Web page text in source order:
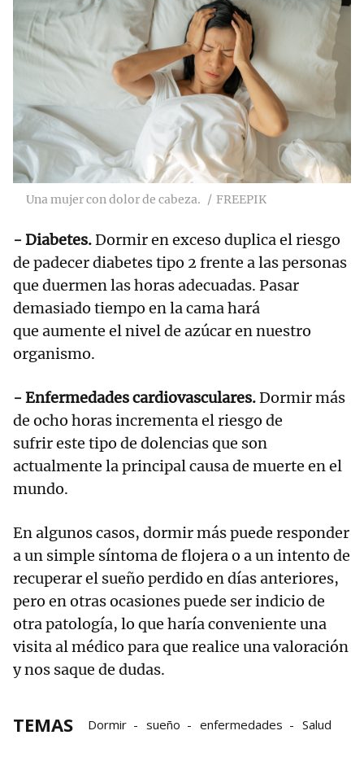
Una mujer con dolor de cabeza. FREEPIK
- Diabetes. Dormir en exceso duplica el riesgo
de padecer diabetes tipo 2 frente a las personas
que duermen las horas adecuadas. Pasar
demasiado tiempo en la cama hará
que aumente el nivel de azúcar en nuestro
organismo.
- Enfermedades cardiovasculares. Dormir más
de ocho horas incrementa el riesgo de
sufrir este tipo de dolencias que son
actualmente la principal causa de muerte en el
mundo.
En algunos casos, dormir más puede responder
a un simple síntoma de flojera o a un intento de
recuperar el sueño perdido en días anteriores,
pero en otras ocasiones puede ser indicio de
otra patología, lo que haría conveniente una
visita al médico para que realice una valoración
y nos saque de dudas.
TEMAS Dormir sueño enfermedades Salud